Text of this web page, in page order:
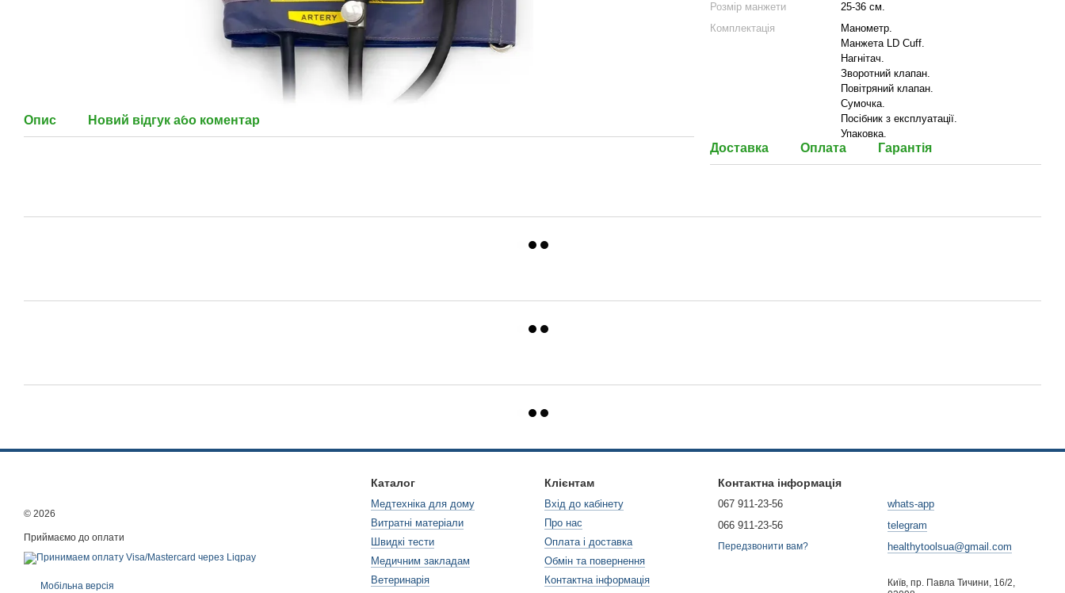
Опис Новий відгук або коментар
Розмір манжети
25-36 см.
Комплектація
Манометр.
Манжета LD Cuff.
Нагнітач.
Зворотний клапан.
Повітряний клапан.
Сумочка.
Посібник з експлуатації.
Упаковка.
Доставка Оплата Гарантія
© 2026
Приймаємо до оплати
Мобільна версія
Каталог
Медтехніка для дому
Витратні матеріали
Швидкі тести
Медичним закладам
Ветеринарія
Клієнтам
Вхід до кабінету
Про нас
Оплата і доставка
Обмін та повернення
Контактна інформація
Контактна інформація
067 911-23-56
066 911-23-56
Передзвонити вам?
whats-app
telegram
healthytoolsua@gmail.com
Київ, пр. Павла Тичини, 16/2,